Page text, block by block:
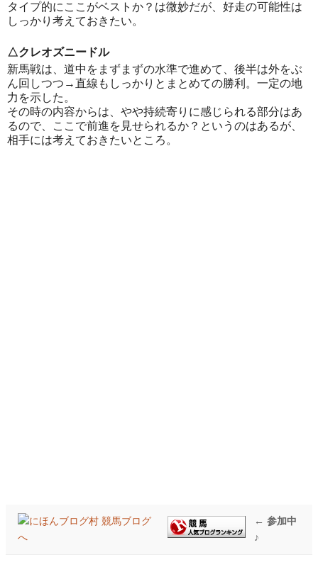
タイプ的にここがベストか？は微妙だが、好走の可能性は
しっかり考えておきたい。
△クレオズニードル
新馬戦は、道中をまずまずの水準で進めて、後半は外をぶ
ん回しつつ→直線もしっかりとまとめての勝利。一定の地
力を示した。
その時の内容からは、やや持続寄りに感じられる部分はあ
るので、ここで前進を見せられるか？というのはあるが、
相手には考えておきたいところ。
← 参加中
♪